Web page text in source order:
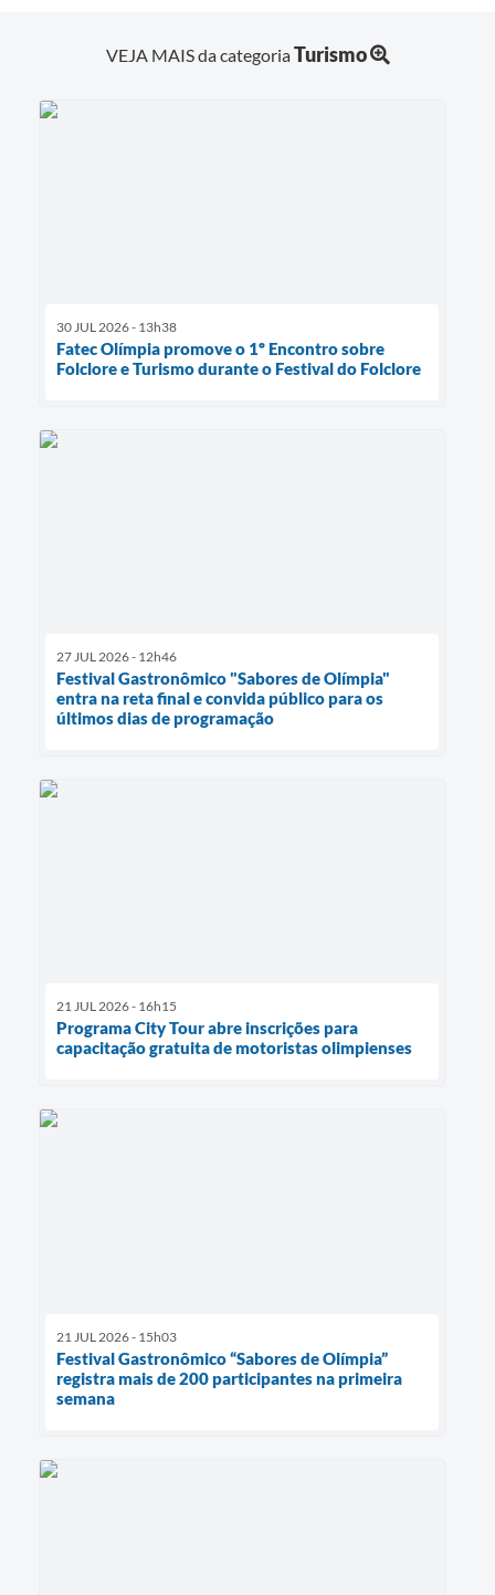
VEJA MAIS da categoriaTurismo
30 JUL 2026 - 13h38
Fatec Olímpia promove o 1º Encontro sobre
Folclore e Turismo durante o Festival do Folclore
27 JUL 2026 - 12h46
Festival Gastronômico "Sabores de Olímpia"
entra na reta final e convida público para os
últimos dias de programação
21 JUL 2026 - 16h15
Programa City Tour abre inscrições para
capacitação gratuita de motoristas olimpienses
21 JUL 2026 - 15h03
Festival Gastronômico “Sabores de Olímpia”
registra mais de 200 participantes na primeira
semana